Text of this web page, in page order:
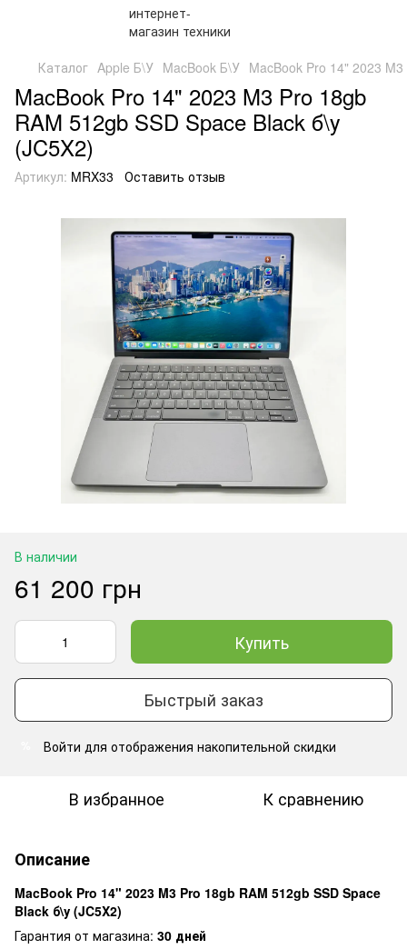
Каталог Apple Б\У MacBook Б\У MacBook Pro 14" 2023
MacBook Pro 14" 2023 M3 Pro 18gb
RAM 512gb SSD Space Black б\у
(JC5X2)
Артикул: MRX33 Оставить отзыв
В наличии
61 200 грн
Купить
Быстрый заказ
Войти для отображения накопительной скидки
В избранное К сравнению
Описание
MacBook Pro 14" 2023 M3 Pro 18gb RAM 512gb SSD Space
Black б\у (JC5X2)
Гарантия от магазина: 30 дней